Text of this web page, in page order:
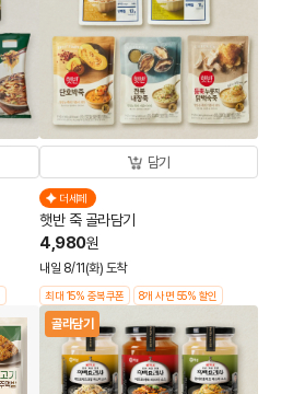
담기
더세페
햇반 죽 골라담기
4,980원
내일 8/11(화) 도착
최대 15% 중복쿠폰 8개 사면 55% 할인
골라담기